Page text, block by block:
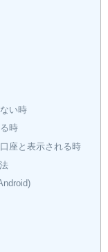
い時
時
座と表示される時